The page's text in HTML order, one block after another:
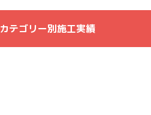
カテゴリー別施工実績